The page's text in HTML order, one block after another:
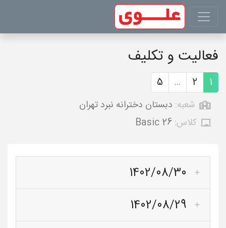
فعالیت و تکلیف
1
2
...
5
شعبه: دبستان دخترانه نبرد تهران
کلاس: Basic 26
1402/08/30
1402/08/29